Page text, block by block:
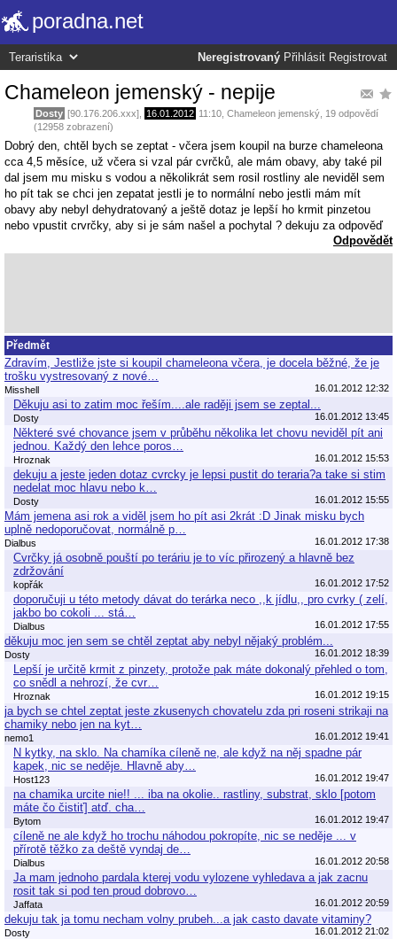
poradna.net
Neregistrovaný Přihlásit Registrovat
Chameleon jemenský - nepije
Dosty [90.176.206.xxx], 16.01.2012 11:10 Chameleon jemenský , 19 odpovědí
(12958 zobrazení)
Dobrý den, chtěl bych se zeptat - včera jsem koupil na burze chameleona
cca 4,5 měsíce, už včera si vzal pár cvrčků, ale mám obavy, aby také pil
dal jsem mu misku s vodou a několikrát sem rosil rostliny ale neviděl sem
ho pít tak se chci jen zepatat jestli je to normální nebo jestli mám mít
obavy aby nebyl dehydratovaný a ještě dotaz je lepší ho krmit pinzetou
nebo vpustit crvrčky, aby si je sám našel a pochytal ? dekuju za odpověď
Odpovědět
Předmět
Zdravím, Jestliže jste si koupil chameleona včera, je docela běžné, že je
trošku vystresovaný z nové…
Misshell 16.01.2012 12:32
Děkuju asi to zatim moc řeším....ale raději jsem se zeptal...
Dosty 16.01.2012 13:45
Některé své chovance jsem v průběhu několika let chovu neviděl pít ani
jednou. Každý den lehce poros…
Hroznak 16.01.2012 15:53
dekuju a jeste jeden dotaz cvrcky je lepsi pustit do teraria?a take si stim
nedelat moc hlavu nebo k…
Dosty 16.01.2012 15:55
Mám jemena asi rok a viděl jsem ho pít asi 2krát :D Jinak misku bych
uplně nedoporučovat, normálně p…
Dialbus 16.01.2012 17:38
Cvrčky já osobně pouští po teráriu je to víc přirozený a hlavně bez
zdržování
kopřák 16.01.2012 17:52
doporučuji u této metody dávat do terárka neco ,,k jídlu,, pro cvrky ( zelí,
jakbo bo cokoli ... stá…
Dialbus 16.01.2012 17:55
děkuju moc jen sem se chtěl zeptat aby nebyl nějaký problém...
Dosty 16.01.2012 18:39
Lepší je určitě krmit z pinzety, protože pak máte dokonalý přehled o tom,
co snědl a nehrozí, že cvr…
Hroznak 16.01.2012 19:15
ja bych se chtel zeptat jeste zkusenych chovatelu zda pri roseni strikaji na
chamiky nebo jen na kyt…
nemo1 16.01.2012 19:41
N kytky, na sklo. Na chamíka cíleně ne, ale když na něj spadne pár
kapek, nic se neděje. Hlavně aby…
Host123 16.01.2012 19:47
na chamika urcite nie!! ... iba na okolie.. rastliny, substrat, sklo [potom
máte čo čistiť] atď. cha…
Bytom 16.01.2012 19:47
cíleně ne ale když ho trochu náhodou pokropíte, nic se neděje ... v
přírotě těžko za deště vyndaj de…
Dialbus 16.01.2012 20:58
Ja mam jednoho pardala kterej vodu vylozene vyhledava a jak zacnu
rosit tak si pod ten proud dobrovo…
Jaffata 16.01.2012 20:59
dekuju tak ja tomu necham volny prubeh...a jak casto davate vitaminy?
Dosty 16.01.2012 21:02